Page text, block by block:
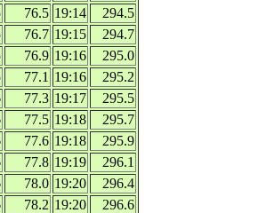
76.5 19:14
294.5
76.7 19:15
294.7
76.9 19:16
295.0
77.1 19:16
295.2
77.3 19:17
295.5
77.5 19:18
295.7
77.6 19:18
295.9
77.8 19:19
296.1
78.0 19:20
296.4
78.2 19:20
296.6